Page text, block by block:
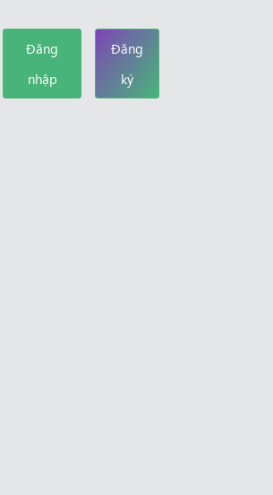
Đăng
nhập
Đăng
ký